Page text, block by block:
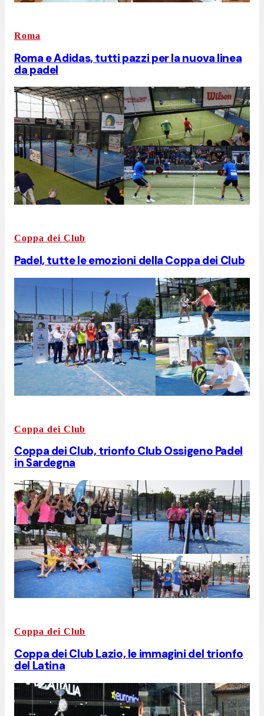
Roma
Roma e Adidas, tutti pazzi per la nuova linea
da padel
Coppa dei Club
Padel, tutte le emozioni della Coppa dei Club
Coppa dei Club
Coppa dei Club, trionfo Club Ossigeno Padel
in Sardegna
Coppa dei Club
Coppa dei Club Lazio, le immagini del trionfo
del Latina